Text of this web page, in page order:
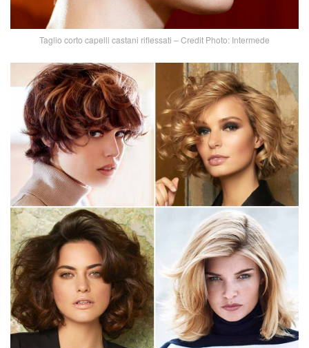
Taglio corto capelli castani riflessati – Credit Photo: Intermede